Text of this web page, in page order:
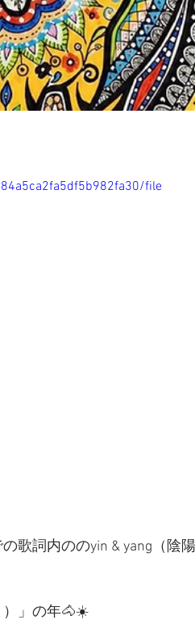
file
歌詞内ののyin & yang（陰
）」の年🐴☀️